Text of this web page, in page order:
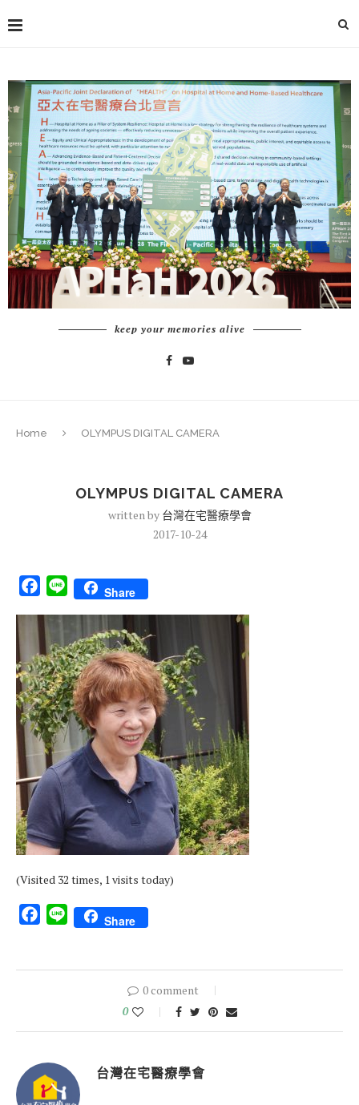
keep your memories alive
Home OLYMPUS DIGITAL CAMERA
OLYMPUS DIGITAL CAMERA
written by 台灣在宅醫療學會
2017-10-24
Facebook
Line Share
(Visited 32 times, 1 visits today)
Facebook
Line Share
0 comment
0
台灣在宅醫療學會